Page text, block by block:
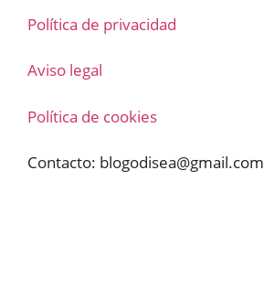
Política de privacidad
Aviso legal
Política de cookies
Contacto: blogodisea@gmail.com